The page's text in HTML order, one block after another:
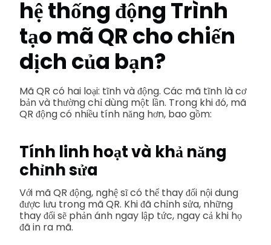
hệ thống động Trình
tạo mã QRcho chiến
dịch của bạn?
Mã QR có hai loại: tĩnh và động. Các mã tĩnh là cơ
bản và thường chỉ dùng một lần. Trong khi đó, mã
QR động có nhiều tính năng hơn, bao gồm:
Tính linh hoạt và khả năng
chỉnh sửa
Với mã QR động, nghệ sĩ có thể thay đổi nội dung
được lưu trong mã QR. Khi đã chỉnh sửa, những
thay đổi sẽ phản ánh ngay lập tức, ngay cả khi họ
đã in ra mã.